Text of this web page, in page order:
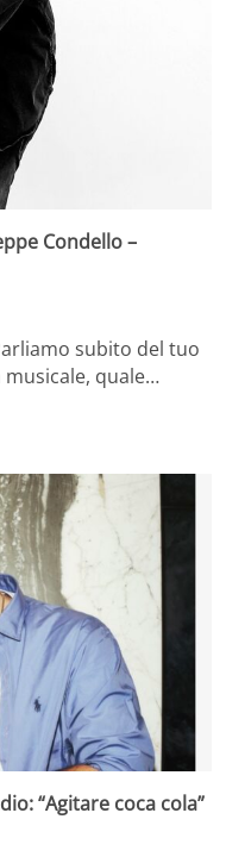
Condello –
subito del tuo
quale…
“Agitare coca cola”